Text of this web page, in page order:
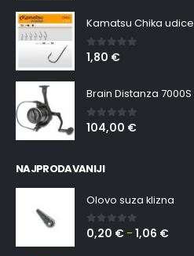
Kamatsu Chika udice
0 out of 5
1,80 €
Brain Distanza 7000S
0out of 5
104,00 €
NAJPRODAVANIJI
Olovo suza klizna
0 out of 5
0,20 € –1,06 €